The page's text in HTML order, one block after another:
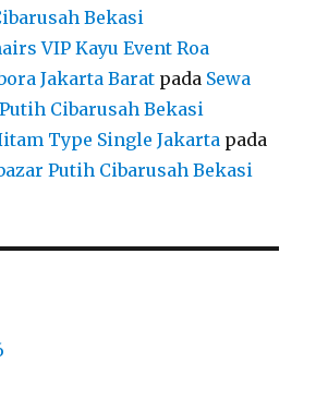
Bekasi
VIP Kayu Event Roa
Jakarta Barat pada Sewa
Cibarusah Bekasi
Type Single Jakarta pada
Putih Cibarusah Bekasi